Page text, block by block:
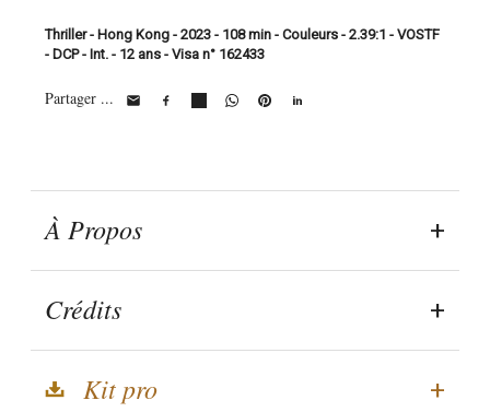
Thriller - Hong Kong - 2023 - 108 min - Couleurs - 2.39:1 - VOSTF
- DCP - Int. - 12 ans - Visa n° 162433
Partager ...
À Propos
Crédits
Kit pro